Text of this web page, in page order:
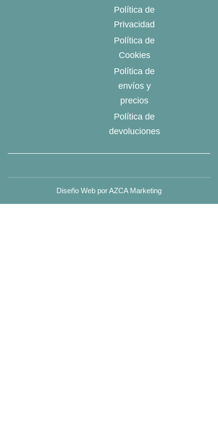
Política de
Privacidad
Política de
Cookies
Política de
envíos y
precios
Política de
devoluciones
Diseño Web por AZCA Marketing